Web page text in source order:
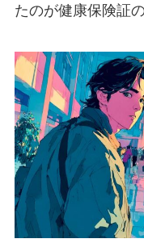
たのが健康保険証